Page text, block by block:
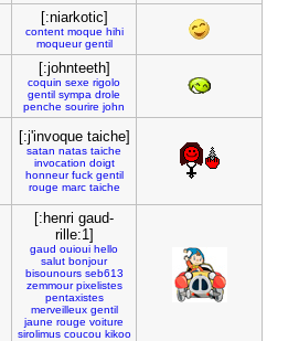
[:niarkotic]
content moque hihi
moqueur gentil
[:johnteeth]
coquin sexe rigolo
gentil sympa drole
penche sourire john
[:j'invoque taiche]
satan natas taiche
invocation doigt
honneur fuck gentil
rouge marc taiche
[:henri gaud-
rille:1]
gaud ouioui hello
salut bonjour
bisounours seb613
zemmour pixelistes
pentaxistes
merveilleux gentil
jaune rouge voiture
sirolimus coucou kikoo